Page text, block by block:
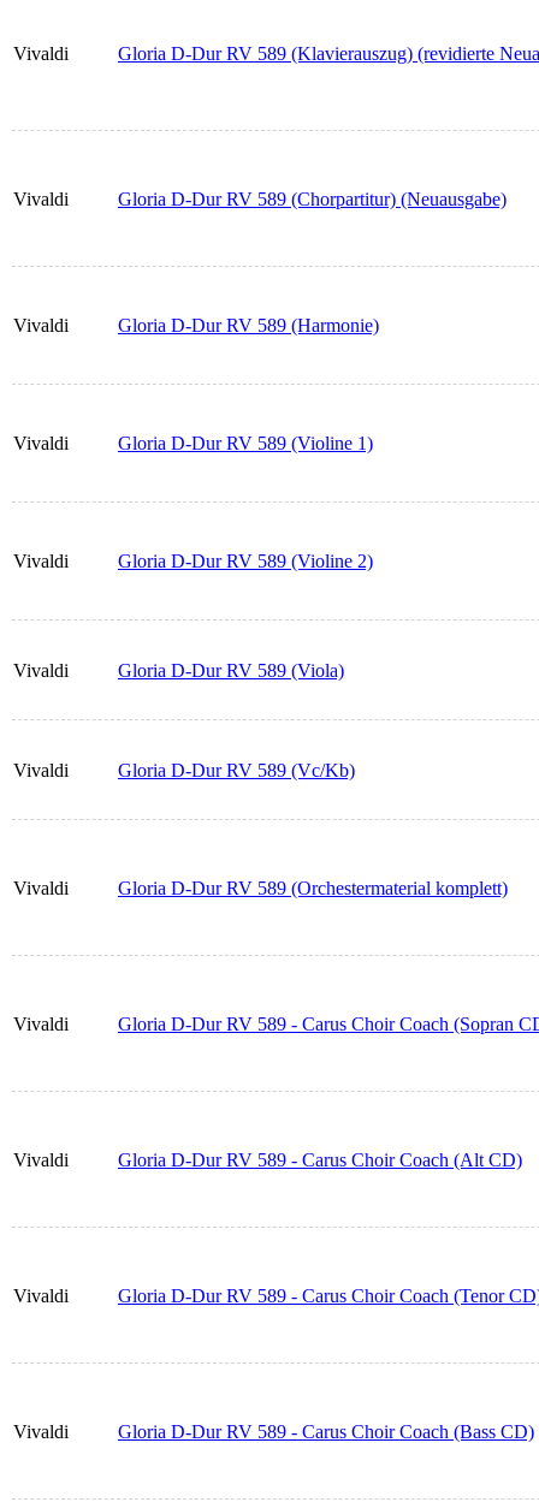
Vivaldi Gloria D-Dur RV 589 (Klavierauszug) (revidierte
Vivaldi Gloria D-Dur RV 589 (Chorpartitur) (Neuausgabe)
Vivaldi Gloria D-Dur RV 589 (Harmonie)
Vivaldi Gloria D-Dur RV 589 (Violine 1)
Vivaldi Gloria D-Dur RV 589 (Violine 2)
Vivaldi Gloria D-Dur RV 589 (Viola)
Vivaldi Gloria D-Dur RV 589 (Vc/Kb)
Vivaldi Gloria D-Dur RV 589 (Orchestermaterial komplett)
Vivaldi Gloria D-Dur RV 589 - Carus Choir Coach (Sopran
Vivaldi Gloria D-Dur RV 589 - Carus Choir Coach (Alt CD)
Vivaldi Gloria D-Dur RV 589 - Carus Choir Coach (Tenor
Vivaldi Gloria D-Dur RV 589 - Carus Choir Coach (Bass CD)